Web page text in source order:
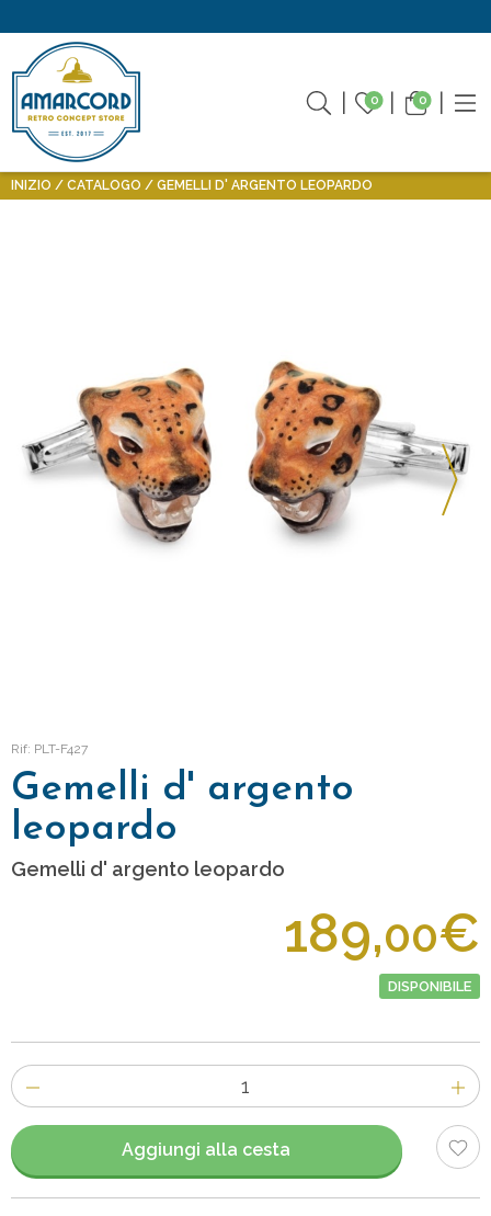
0 0
INIZIO CATALOGO GEMELLI D' ARGENTO LEOPARDO
Rif: PLT-F427
Gemelli d' argento
leopardo
Gemelli d' argento leopardo
189,00€
DISPONIBILE
Numero
di
articoli
Aggiungi alla cesta